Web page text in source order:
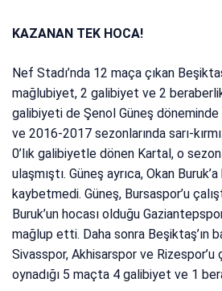
KAZANAN TEK HOCA!
Nef Stadı’nda 12 maça çıkan
mağlubiyet, 2 galibiyet ve 2
galibiyeti de Şenol Güneş
ve 2016-2017 sezonlarında sarı-
0’lık galibiyetle dönen Kartal, o
ulaşmıştı. Güneş ayrıca, Okan
kaybetmedi. Güneş, Bursaspor’u
Buruk’un hocası olduğu
mağlup etti. Daha sonra Beşiktaş’ın
Sivasspor, Akhisarspor ve Rizespor’u
oynadığı 5 maçta 4 galibiyet ve 1